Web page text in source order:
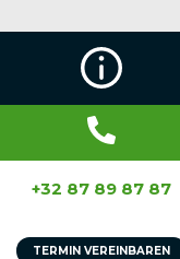
+32 87 89 87 87
TERMIN VEREINBAREN